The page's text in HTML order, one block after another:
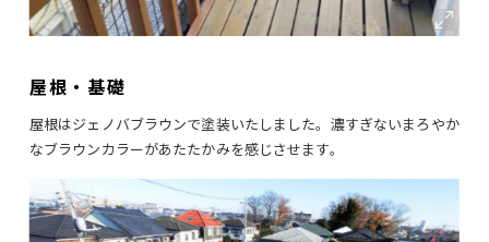
屋根・基礎
屋根はジェノバブラウンで塗装いたしました。濃すぎないまろやか
なブラウンカラーがあたたかみを感じさせます。